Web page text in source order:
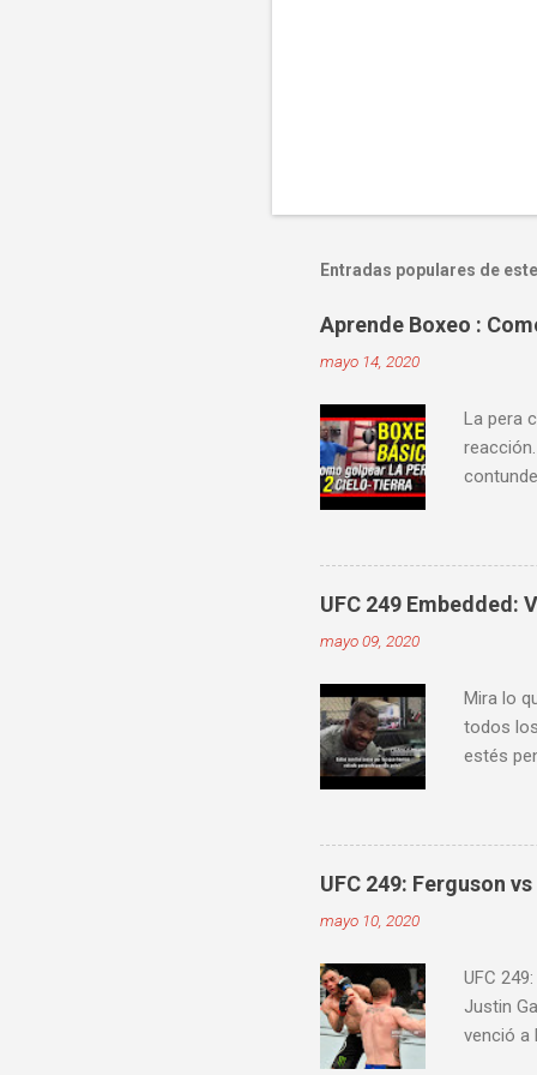
Entradas populares de
Aprende Boxeo :
mayo 14, 2020
La pera
videos
ver
UFC 249 Embedded:
mayo 09, 2020
Mira lo
todos
estés
UFC 249: Ferguson
mayo 10, 2020
UFC
Justin
venció a